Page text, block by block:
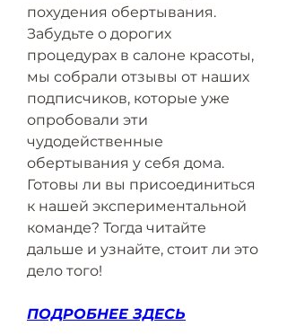
похудения обертывания.
Забудьте о дорогих
процедурах в салоне красоты,
мы собрали отзывы от наших
подписчиков, которые уже
опробовали эти
чудодейственные
обертывания у себя дома.
Готовы ли вы присоединиться
к нашей экспериментальной
команде? Тогда читайте
дальше и узнайте, стоит ли это
дело того!
ПОДРОБНЕЕ ЗДЕСЬ